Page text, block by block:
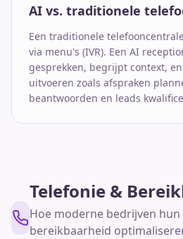
AI vs. traditionele
Een traditionele
via menu's (IVR). Een AI
gesprekken, begrijpt context,
uitvoeren zoals afspraken
beantwoorden en leads
Telefonie &
Hoe moderne bedrijven
bereikbaarheid